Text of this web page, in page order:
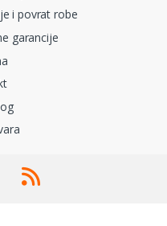
i povrat robe
garancije